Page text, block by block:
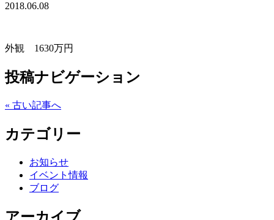
2018.06.08
外観 1630万円
投稿ナビゲーション
« 古い記事へ
カテゴリー
お知らせ
イベント情報
ブログ